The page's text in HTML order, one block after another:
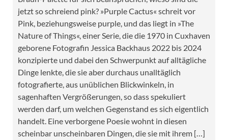
jetzt so schreiend pink? »Purple Cactus« schreit vor
Pink, beziehungsweise purple, und das liegt in »The
Nature of Things«, einer Serie, die die 1970 in Cuxhaven
geborene Fotografin Jessica Backhaus 2022 bis 2024
konzipierte und dabei den Schwerpunkt auf alltägliche
Dinge lenkte, die sie aber durchaus unalltäglich
fotografierte, aus unüblichen Blickwinkeln, in
sagenhaften Vergrößerungen, so dass spekuliert
werden darf, um welchen Gegenstand es sich eigentlich
handelt. Eine verborgene Poesie wohnt in diesen
scheinbar unscheinbaren Dingen, die sie mit ihrem […]